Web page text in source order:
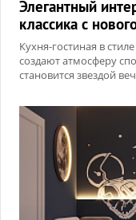
Элегантный
классика с
Кухня-гостиная в
создают атмосферу
становится звездой